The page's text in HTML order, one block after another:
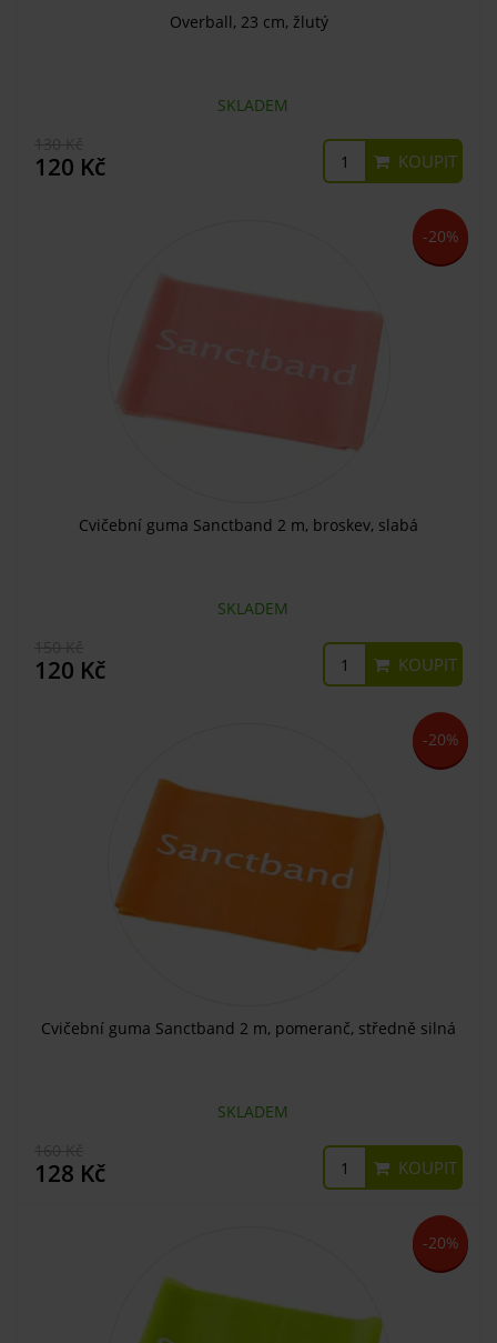
Overball, 23 cm, žlutý
SKLADEM
120 Kč KOUPIT
-20%
Cvičební guma Sanctband 2 m, broskev, slabá
SKLADEM
120 Kč KOUPIT
-20%
Cvičební guma Sanctband 2 m, pomeranč, středně silná
SKLADEM
128 Kč KOUPIT
-20%